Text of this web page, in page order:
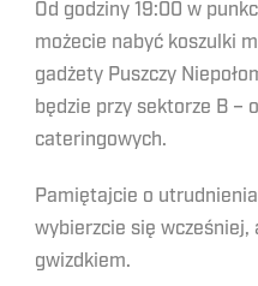
Od godziny 19:00 w
możecie nabyć koszulki
gadżety Puszczy
będzie przy sektorze B –
cateringowych.
Pamiętajcie o
wybierzcie się wcześniej,
gwizdkiem.